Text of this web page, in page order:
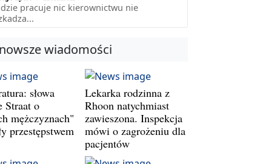
pracuje nic kierownictwu nie
wiadomości
słowa
Straat o
mężczyznach"
przestępstwem
Lekarka rodzinna z
Rhoon natychmiast
zawieszona. Inspekcja
mówi o zagrożeniu dla
pacjentów